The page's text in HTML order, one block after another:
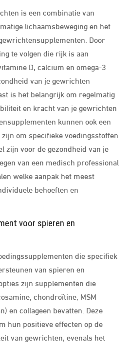
is een combinatie van
lichaamsbeweging en het
Door
te volgen die rijk is aan
D, calcium en omega-3
van je gewrichten
is het belangrijk om regelmatig
en kracht van je gewrichten
kunnen ook een
om specifieke voedingsstoffen
zijn voor de gezondheid van je
van een medisch professional
welke aanpak het meest
behoeften en
voor spieren en
die specifiek
van spieren en
zijn supplementen die
chondroïtine, MSM
en collageen bevatten. Deze
hun positieve effecten op de
van gewrichten, evenals het